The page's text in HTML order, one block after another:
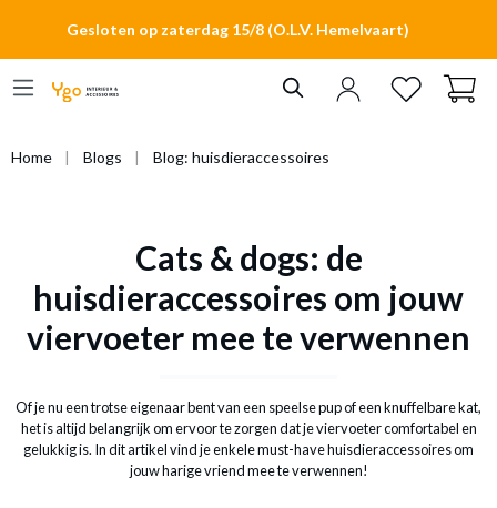
Gesloten op zaterdag 15/8 (O.L.V. Hemelvaart)
Home Blogs Blog: huisdieraccessoires
Cats & dogs: de
huisdieraccessoires om jouw
viervoeter mee te verwennen
Of je nu een trotse eigenaar bent van een speelse pup of een knuffelbare kat,
het is altijd belangrijk om ervoor te zorgen dat je viervoeter comfortabel en
gelukkig is. In dit artikel vind je enkele must-have huisdieraccessoires om
jouw harige vriend mee te verwennen!